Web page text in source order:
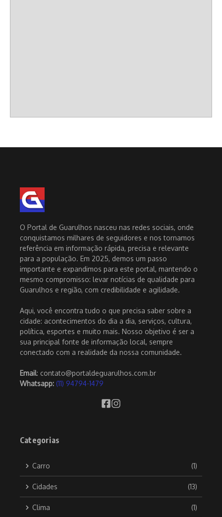
O Portal de Guarulhos nasceu nas redes sociais, onde
conquistamos milhares de seguidores e nos tornamos
referência em informação rápida, precisa e relevante
para a população. Em 2025, demos um passo
importante e expandimos para este portal, mantendo o
mesmo compromisso: levar notícias de qualidade para
Guarulhos e região, com credibilidade e agilidade.
Aqui, você encontra tudo o que precisa saber sobre a
cidade: acontecimentos do dia a dia, serviços, cultura,
política, esportes e muito mais. Nosso objetivo é ser a
sua principal fonte de informação local, sempre
conectado com a realidade da nossa comunidade.
Email: contato@portaldeguarulhos.com.br
Whatsapp: (11) 94794-1479
Categorias
Carro (1)
Cidades (13)
Clima (1)